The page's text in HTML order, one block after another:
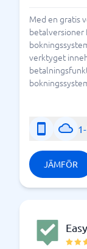
Med en gratis
betalversioner
verktyget
JÄMFÖR